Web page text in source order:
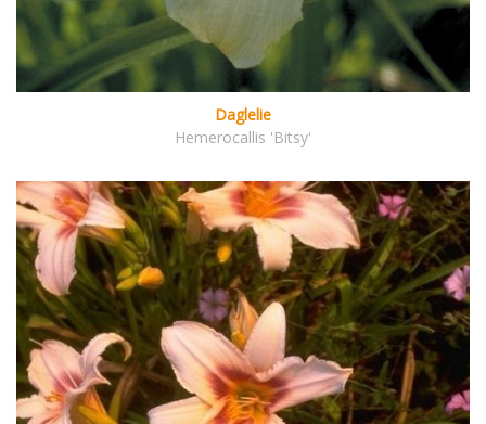
Daglelie
Hemerocallis 'Bitsy'